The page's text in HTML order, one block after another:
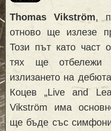
Thomas Vikström,
отново ще излезе
Този път като част
тях ще отбележи
излизането на
Коцев „Live and
Vikström има
ще бъде със